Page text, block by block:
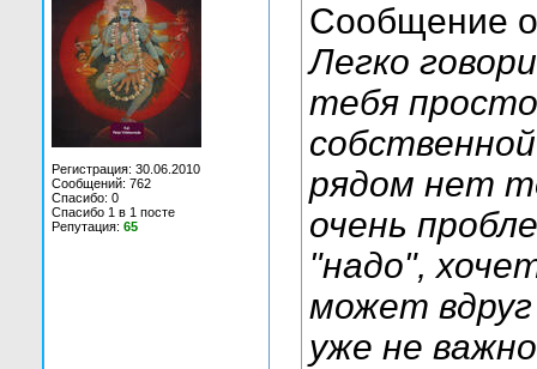
Регистрация: 30.06.2010
Сообщений: 762
Спасибо: 0
Спасибо 1 в 1 посте
Репутация: 65
Сообщение
Легко
тебя
рядом нет
очень
"надо",
может
уже не